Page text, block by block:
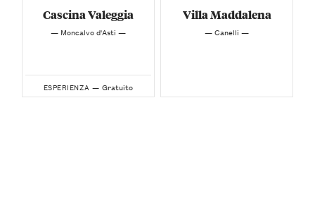
Cascina Valeggia
— Moncalvo d'Asti —
ESPERIENZA — Gratuito
Villa Maddalena
— Canelli —